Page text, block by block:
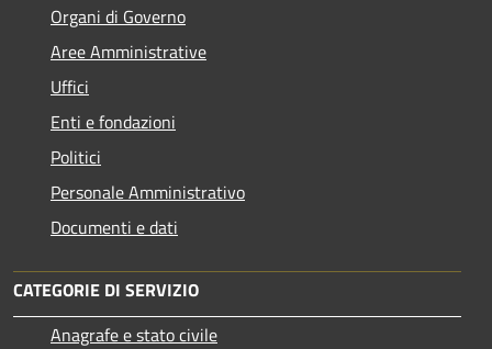
Organi di Governo
Aree Amministrative
Uffici
Enti e fondazioni
Politici
Personale Amministrativo
Documenti e dati
CATEGORIE DI SERVIZIO
Anagrafe e stato civile